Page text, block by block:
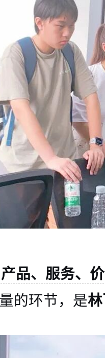
品、服务、
的环节，是